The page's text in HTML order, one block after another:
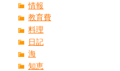
情報
教育費
料理
日記
海
知恵